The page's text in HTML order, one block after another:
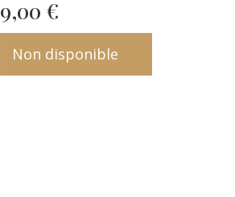
9,00 €
Non disponible